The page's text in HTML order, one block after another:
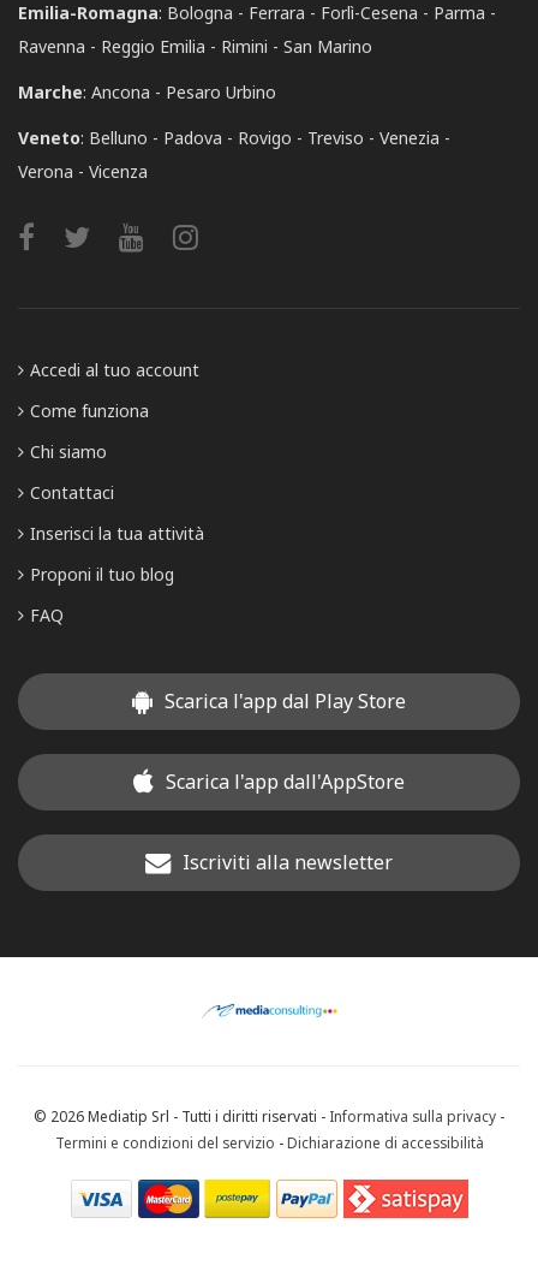
Emilia-Romagna: Bologna Ferrara Forlì-Cesena
Parma
Ravenna
Reggio Emilia Rimini
San Marino
Marche: Ancona
Pesaro Urbino
Veneto: Belluno Padova Rovigo Treviso
Venezia
Verona
Vicenza
Accedi al tuo account
Come funziona
Chi siamo
Contattaci
Inserisci la tua attività
Proponi il tuo blog
FAQ
Scarica l'app dal Play Store
Scarica l'app dall'AppStore
Iscriviti alla newsletter
© 2026 Mediatip Srl - Tutti i diritti riservati - Informativa sulla privacy -
Termini e condizioni del servizio -Dichiarazione di accessibilità